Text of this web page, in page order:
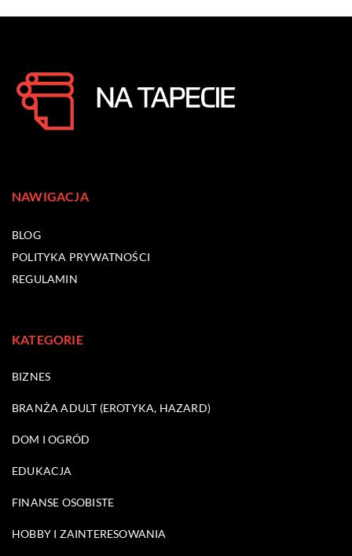
NAWIGACJA
BLOG
POLITYKA PRYWATNOŚCI
REGULAMIN
KATEGORIE
BIZNES
BRANŻA ADULT (EROTYKA, HAZARD)
DOM I OGRÓD
EDUKACJA
FINANSE OSOBISTE
HOBBY I ZAINTERESOWANIA